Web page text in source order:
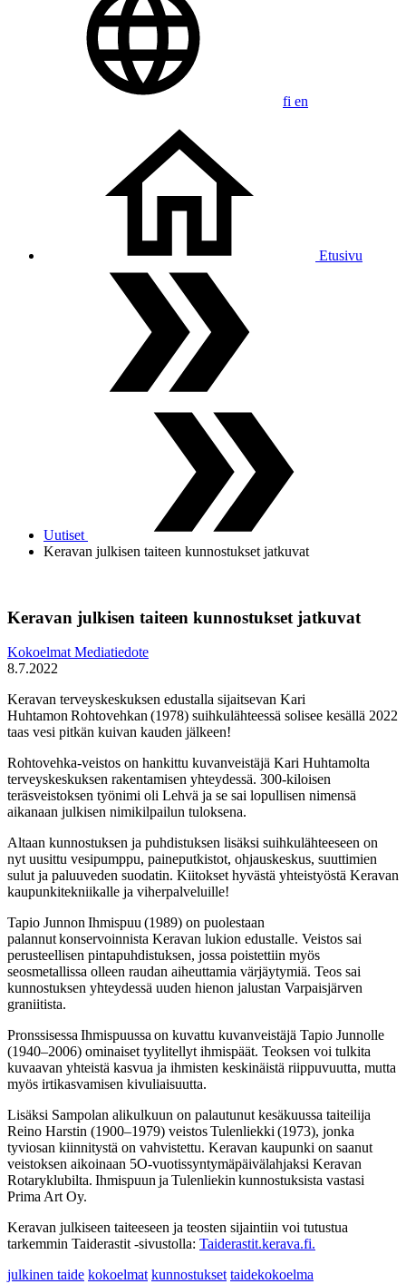
fi en
Etusivu
Uutiset
Keravan julkisen taiteen kunnostukset jatkuvat
Keravan julkisen taiteen kunnostukset jatkuvat
KokoelmatMediatiedote
8.7.2022
Keravan terveyskeskuksen edustalla sijaitsevan Kari
Huhtamon Rohtovehkan (1978) suihkulähteessä solisee kesällä 2022
taas vesi pitkän kuivan kauden jälkeen!
Rohtovehka-veistos on hankittu kuvanveistäjä Kari Huhtamolta
terveyskeskuksen rakentamisen yhteydessä. 300-kiloisen
teräsveistoksen työnimi oli Lehvä ja se sai lopullisen nimensä
aikanaan julkisen nimikilpailun tuloksena.
Altaan kunnostuksen ja puhdistuksen lisäksi suihkulähteeseen on
nyt uusittu vesipumppu, paineputkistot, ohjauskeskus, suuttimien
sulut ja paluuveden suodatin. Kiitokset hyvästä yhteistyöstä Keravan
kaupunkitekniikalle ja viherpalveluille!
Tapio Junnon Ihmispuu (1989) on puolestaan
palannut konservoinnista Keravan lukion edustalle. Veistos sai
perusteellisen pintapuhdistuksen, jossa poistettiin myös
seosmetallissa olleen raudan aiheuttamia värjäytymiä. Teos sai
kunnostuksen yhteydessä uuden hienon jalustan Varpaisjärven
graniitista.
Pronssisessa Ihmispuussa on kuvattu kuvanveistäjä Tapio Junnolle
(1940–2006) ominaiset tyylitellyt ihmispäät. Teoksen voi tulkita
kuvaavan yhteistä kasvua ja ihmisten keskinäistä riippuvuutta, mutta
myös irtikasvamisen kivuliaisuutta.
Lisäksi Sampolan alikulkuun on palautunut kesäkuussa taiteilija
Reino Harstin (1900–1979) veistos Tulenliekki (1973), jonka
tyviosan kiinnitystä on vahvistettu. Keravan kaupunki on saanut
veistoksen aikoinaan 5O-vuotissyntymäpäivälahjaksi Keravan
Rotaryklubilta. Ihmispuun ja Tulenliekin kunnostuksista vastasi
Prima Art Oy.
Keravan julkiseen taiteeseen ja teosten sijaintiin voi tutustua
tarkemmin Taiderastit -sivustolla: Taiderastit.kerava.fi.
julkinen taide kokoelmat kunnostukset taidekokoelma